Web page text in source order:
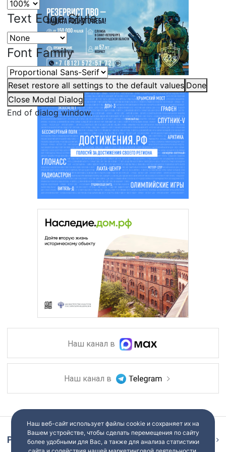
Text Edge Style
Font Family
Reset restore all settings to the default values Done
Close Modal Dialog
End of dialog window.
Наш канал в
Наш канал в
Репортаж
Наш веб-сайт использует файлы cookie и сохраняет их на
Вашем устройстве, чтобы сделать перемещения по сайту
более удобными для Вас, а также для анализа статистики
сайта и содействия нашей маркетинговой деятельности.